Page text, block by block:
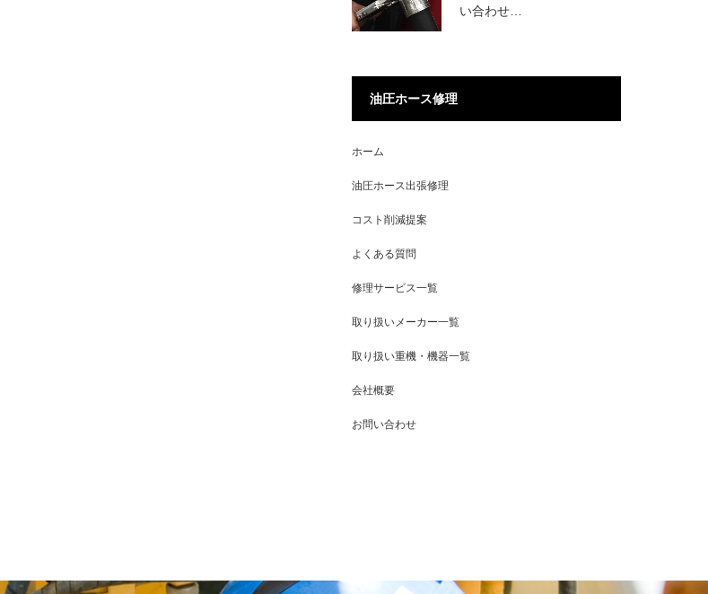
い合わせ…
油圧ホース修理
ホーム
油圧ホース出張修理
コスト削減提案
よくある質問
修理サービス一覧
取り扱いメーカー一覧
取り扱い重機・機器一覧
会社概要
お問い合わせ